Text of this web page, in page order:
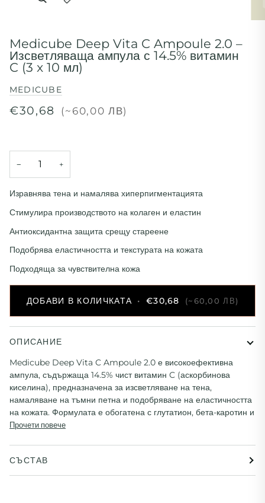
Medicube Deep Vita C Ampoule 2.0 –
Изсветляваща ампула с 14.5% витамин
C (3 x 10 мл)
MEDICUBE
€30,68 (~60,00 ЛВ)
− +
Изравнява тена и намалява хиперпигментацията
Стимулира производството на колаген и еластин
Антиоксидантна защита срещу стареене
Подобрява еластичността и текстурата на кожата
Подходяща за чувствителна кожа
ДОБАВИ В КОЛИЧКАТА • €30,68 (~60,00 ЛВ)
ОПИСАНИЕ
Medicube Deep Vita C Ampoule 2.0 е високоефективна
ампула, съдържаща 14.5% чист витамин C (аскорбинова
киселина), предназначена за изсветляване на тена,
намаляване на тъмни петна и подобряване на еластичността
на кожата. Формулата е обогатена с глутатион, бета-каротин и
Прочети повече
СЪСТАВ